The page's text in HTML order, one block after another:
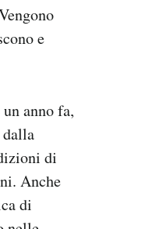
e
anno fa,
dalla
di
Anche
di